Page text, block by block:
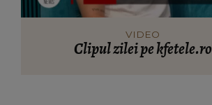
VIDEO
Clipul zilei pe kfetele.ro